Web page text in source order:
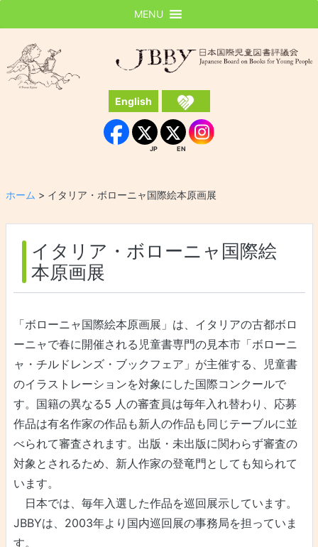
JBBY
English
Facebook
JP
JP
EN
EN Instagram
MENU
ホーム > イタリア・ボローニャ国際絵本原画展
イタリア・ボローニャ国際絵
本原画展
「ボローニャ国際絵本原画展」は、イタリアの古都ボロ
ーニャで春に開催される児童書専門の見本市「ボローニ
ャ・チルドレンズ・ブックフェア」が主催する、児童書
のイラストレーションを対象にした国際コンクールで
す。国籍の異なる5 人の審査員は毎年入れ替わり、応募
作品は有名作家の作品も新人の作品も同じテーブルに並
べられて審査されます。出版・未出版に関わらず審査の
対象とされるため、新人作家の登竜門としても知られて
います。
日本では、毎年入選した作品を巡回展示しています。
JBBYは、2003年より国内巡回展の事務局を担っていま
す。